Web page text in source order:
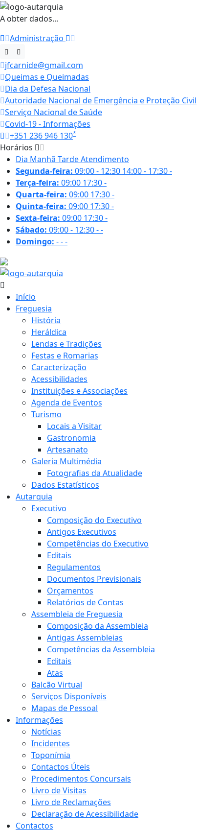
A obter dados...
Administração
jfcarnide@gmail.com
Queimas e Queimadas
Dia da Defesa Nacional
Autoridade Nacional de Emergência e Proteção Civil
Serviço Nacional de Saúde
Covid-19 - Informações
+351 236 946 130*
Horários
Dia Manhã TardeAtendimento
Segunda-feira: 09:00 - 12:30 14:00 - 17:30-
Terça-feira: 09:00 17:30-
Quarta-feira: 09:00 17:30-
Quinta-feira: 09:00 17:30-
Sexta-feira: 09:00 17:30-
Sábado: 09:00 - 12:30--
Domingo: ---
Início
Freguesia
História
Heráldica
Lendas e Tradições
Festas e Romarias
Caracterização
Acessibilidades
Instituições e Associações
Agenda de Eventos
Turismo
Locais a Visitar
Gastronomia
Artesanato
Galeria Multimédia
Fotografias da Atualidade
Dados Estatísticos
Autarquia
Executivo
Composição do Executivo
Antigos Executivos
Competências do Executivo
Editais
Regulamentos
Documentos Previsionais
Orçamentos
Relatórios de Contas
Assembleia de Freguesia
Composição da Assembleia
Antigas Assembleias
Competências da Assembleia
Editais
Atas
Balcão Virtual
Serviços Disponíveis
Mapas de Pessoal
Informações
Notícias
Incidentes
Toponímia
Contactos Úteis
Procedimentos Concursais
Livro de Visitas
Livro de Reclamações
Declaração de Acessibilidade
Contactos